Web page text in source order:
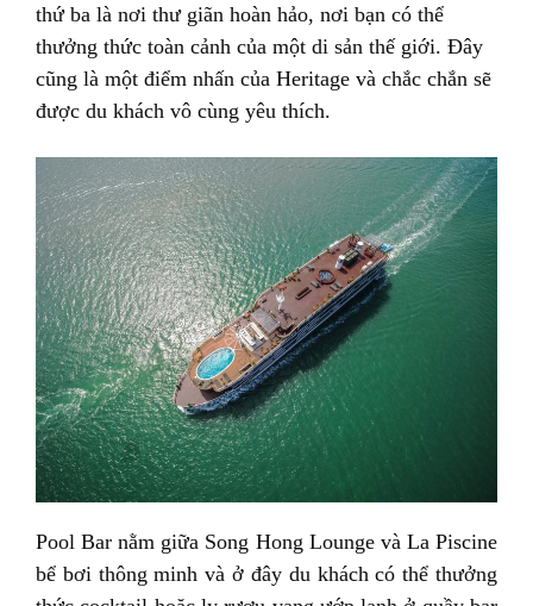
thứ ba là nơi thư giãn hoàn hảo, nơi bạn có thể
thưởng thức toàn cảnh của một di sản thế giới. Đây
cũng là một điểm nhấn của Heritage và chắc chắn sẽ
được du khách vô cùng yêu thích.
Pool Bar nằm giữa Song Hong Lounge và La Piscine
bể bơi thông minh và ở đây du khách có thể thưởng